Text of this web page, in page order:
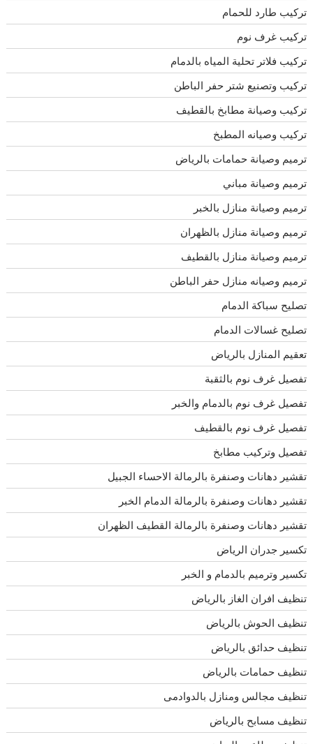
تركيب طارد للحمام
تركيب غرف نوم
تركيب فلاتر تحلية المياه بالدمام
تركيب وتصنيع شتر حفر الباطن
تركيب وصيانة مطابخ بالقطيف
تركيب وصيانه المطبخ
ترميم وصيانة حمامات بالرياض
ترميم وصيانة مباني
ترميم وصيانة منازل بالخبر
ترميم وصيانة منازل بالظهران
ترميم وصيانة منازل بالقطيف
ترميم وصيانه منازل حفر الباطن
تصليح سباكة الدمام
تصليح غسالات الدمام
تعقيم المنازل بالرياض
تفصيل غرف نوم بالثقبة
تفصيل غرف نوم بالدمام والخبر
تفصيل غرف نوم بالقطيف
تفصيل وتركيب مطابخ
تقشير دهانات وصنفرة بالرمالة الاحساء الجبيل
تقشير دهانات وصنفرة بالرمالة الدمام الخبر
تقشير دهانات وصنفرة بالرمالة القطيف الظهران
تكسير جدران الرياض
تكسير وترميم بالدمام و الخبر
تنظيف افران الغاز بالرياض
تنظيف الحوش بالرياض
تنظيف حدائق بالرياض
تنظيف حمامات بالرياض
تنظيف مجالس ومنازل بالدوادمى
تنظيف مسابح بالرياض